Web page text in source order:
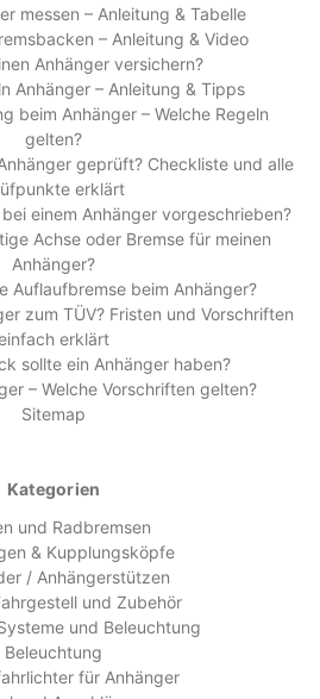
messen – Anleitung & Tabelle
– Anleitung & Video
Anhänger versichern?
Anhänger – Anleitung & Tipps
beim Anhänger – Welche Regeln
gelten?
geprüft? Checkliste und alle
erklärt
einem Anhänger vorgeschrieben?
Achse oder Bremse für meinen
Anhänger?
Auflaufbremse beim Anhänger?
zum TÜV? Fristen und Vorschriften
erklärt
sollte ein Anhänger haben?
– Welche Vorschriften gelten?
Sitemap
Kategorien
und Radbremsen
& Kupplungsköpfe
/ Anhängerstützen
und Zubehör
und Beleuchtung
Beleuchtung
für Anhänger